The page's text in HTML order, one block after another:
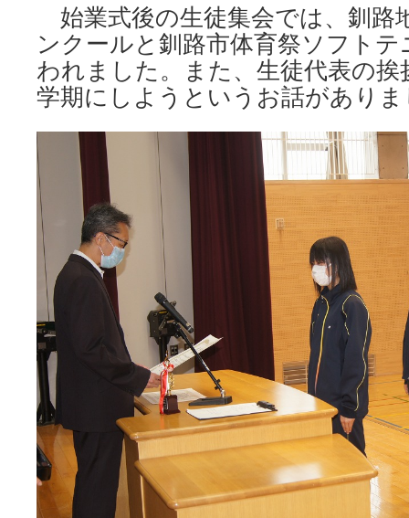
始業式後の生徒集会では、釧路
ンクールと釧路市体育祭ソフト
われました。また、生徒代表の
学期にしようというお話があり